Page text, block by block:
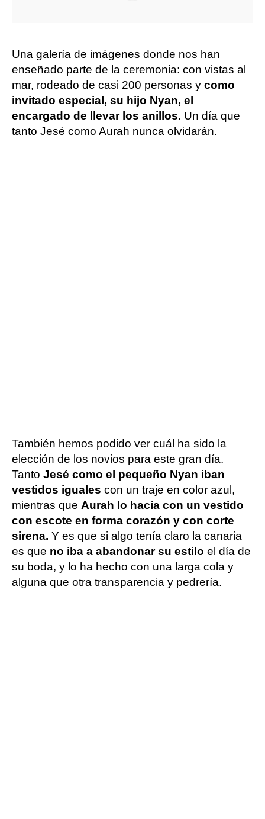
Una galería de imágenes donde nos han
enseñado parte de la ceremonia: con vistas al
mar, rodeado de casi 200 personas y como
invitado especial, su hijo Nyan, el
encargado de llevar los anillos. Un día que
tanto Jesé como Aurah nunca olvidarán.
También hemos podido ver cuál ha sido la
elección de los novios para este gran día.
Tanto Jesé como el pequeño Nyan iban
vestidos iguales con un traje en color azul,
mientras que Aurah lo hacía con un vestido
con escote en forma corazón y con corte
sirena. Y es que si algo tenía claro la canaria
es que no iba a abandonar su estilo el día de
su boda, y lo ha hecho con una larga cola y
alguna que otra transparencia y pedrería.